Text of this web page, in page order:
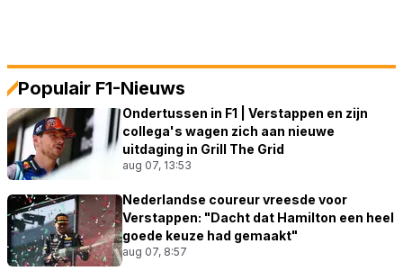
Populair F1-Nieuws
Ondertussen in F1 | Verstappen en zijn
collega's wagen zich aan nieuwe
uitdaging in Grill The Grid
aug 07, 13:53
Nederlandse coureur vreesde voor
Verstappen: "Dacht dat Hamilton een heel
goede keuze had gemaakt"
aug 07, 8:57